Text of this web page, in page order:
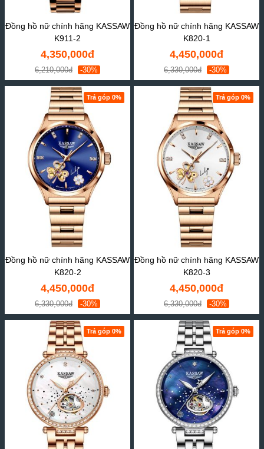
Đồng hồ nữ chính hãng KASSAW
K911-2
4,350,000đ
6,210,000đ -30%
Đồng hồ nữ chính hãng KASSAW
K820-1
4,450,000đ
6,330,000đ -30%
Trả góp 0%
Đồng hồ nữ chính hãng KASSAW
K820-2
4,450,000đ
6,330,000đ -30%
Trả góp 0%
Đồng hồ nữ chính hãng KASSAW
K820-3
4,450,000đ
6,330,000đ -30%
Trả góp 0% Trả góp 0%